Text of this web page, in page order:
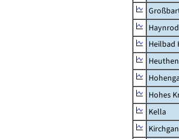
Heilbad
Heuthen
Hohes
Kella